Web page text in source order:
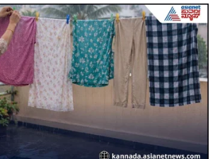
ಅನಗತ್ಯ ವಸ್ತುಗಳಿಗೆ ನೀವು
ಮಾಡಬೇಕಾಗಬಹುದು. ಈ
ವ್ಯವಹಾರವು ಗಮನಾರ್ಹ ಲಾಭವನ್ನು